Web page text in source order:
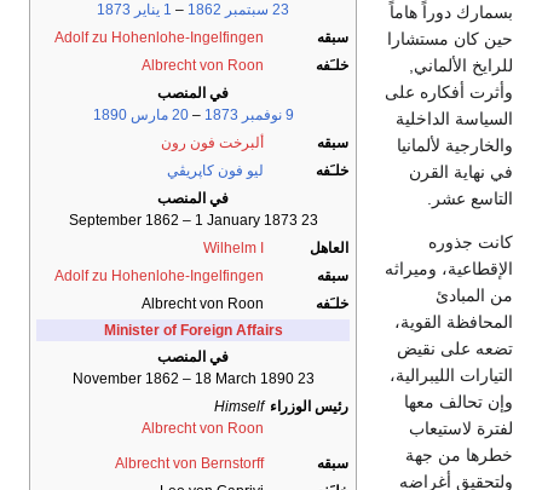
23 سبتمبر
1862
– 1 يناير
1873
سبقه
Adolf zu Hohenlohe-Ingelfingen
خلـَفه
Albrecht von Roon
في المنصب
9 نوفمبر
1873
–20 مارس
1890
سبقه
ألبرخت فون رون
خلـَفه
ليو فون كاپريڤي
في المنصب
23 September 1862 – 1 January 1873
العاهل
Wilhelm I
سبقه
Adolf zu Hohenlohe-Ingelfingen
خلـَفه
Albrecht von Roon
Minister of Foreign Affairs
في المنصب
23 November 1862 – 18 March 1890
رئيس الوزراء Himself
Albrecht von Roon
سبقه
Albrecht von Bernstorff
بسمارك دوراً هاماً
حين كان مستشارا
للرايخ الألماني,
وأثرت أفكاره على
السياسة الداخلية
والخارجية لألمانيا
في نهاية القرن
التاسع عشر.
كانت جذوره
الإقطاعية، وميراثه
من المبادئ
المحافظة القوية،
تضعه على نقيض
التيارات الليبرالية،
وإن تحالف معها
لفترة لاستيعاب
خطرها من جهة
ولتحقيق أغراضه